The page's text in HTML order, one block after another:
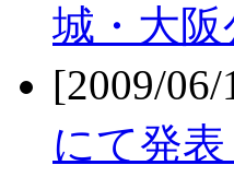
城・大
[2009/
にて発表